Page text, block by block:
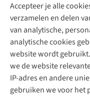
Accepteer je alle
verzamelen en delen
van analytische,
analytische cookies
website wordt
we de website
IP-adres en andere
gebruiken we voor het
+31 (0)85 888 50 88
+31 6 12 28 49 80
Contactformulier